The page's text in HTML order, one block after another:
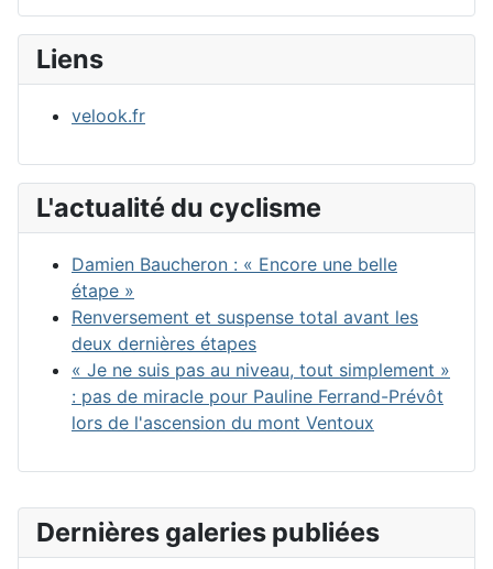
Dernières galeries publiées
Liens
velook.fr
L'actualité du cyclisme
Damien Baucheron : « Encore une belle
étape »
Renversement et suspense total avant les
deux dernières étapes
« Je ne suis pas au niveau, tout simplement »
: pas de miracle pour Pauline Ferrand-Prévôt
lors de l'ascension du mont Ventoux